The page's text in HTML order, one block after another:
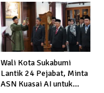
Kekeringan di Cibeureum
Hiir
Wali Kota Sukabumi
Lantik 24 Pejabat, Minta
ASN Kuasai AI untuk